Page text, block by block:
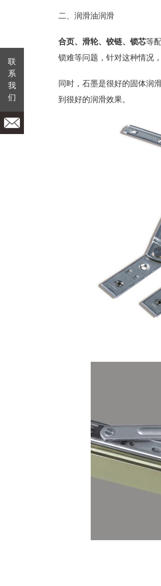
二、润滑油润滑
合页、滑轮、铰链、锁芯等
锁难等问题，针对这种情况
同时，石墨是很好的固体润
到很好的润滑效果。
联
系
我
们